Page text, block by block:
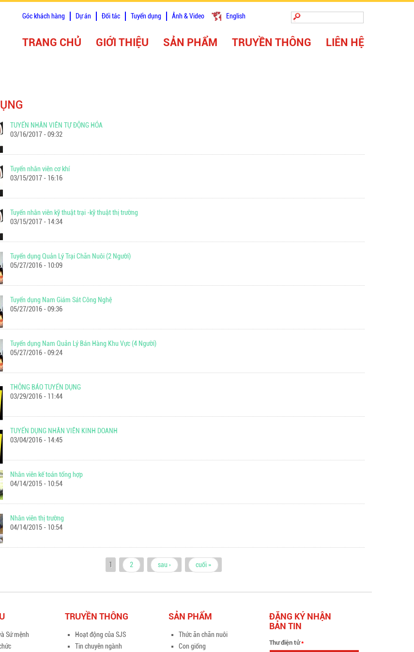
Góc khách hàng Dự án Đối tác Tuyển dụng Ảnh & Video English
tìm kiếm
Tìm kiếm
TRANG CHỦ GIỚI THIỆU SẢN PHẨM TRUYỀN THÔNG LIÊN HỆ
TUYỂN NHÂN VIÊN TỰ ĐỘNG HÓA
03/16/2017 - 09:32
Tuyển nhân viên cơ khí
03/15/2017 - 16:16
Tuyển nhân viên kỹ thuật trại -kỹ thuật thị trường
03/15/2017 - 14:34
Tuyển dụng Quản Lý Trại Chăn Nuôi (2 Người)
05/27/2016 - 10:09
Tuyển dụng Nam Giám Sát Công Nghệ
05/27/2016 - 09:36
Tuyển dụng Nam Quản Lý Bán Hàng Khu Vực (4 Người)
05/27/2016 - 09:24
THÔNG BÁO TUYỂN DỤNG
03/29/2016 - 11:44
TUYỂN DỤNG NHÂN VIÊN KINH DOANH
03/04/2016 - 14:45
Nhân viên kế toán tổng hợp
04/14/2015 - 10:54
Nhân viên thị trường
04/14/2015 - 10:54
1 2 sau › cuối »
Sứ mệnh
TRUYỀN THÔNG
Hoạt động của SJS
Tin chuyên ngành
SẢN PHẨM
Thức ăn chăn nuôi
Con giống
ĐĂNG KÝ NHẬN
BẢN TIN
Thư điện tử*